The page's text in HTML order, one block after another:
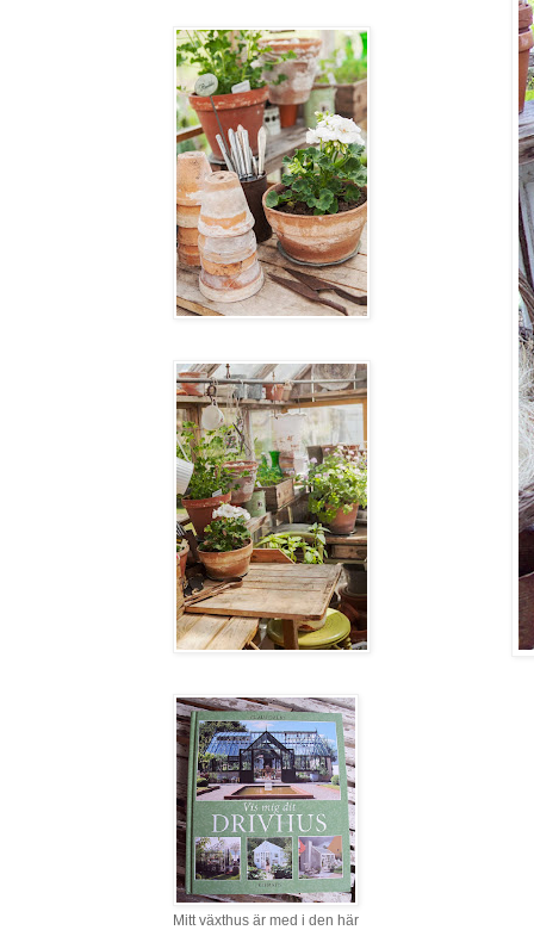
Mitt växthus är med i den här